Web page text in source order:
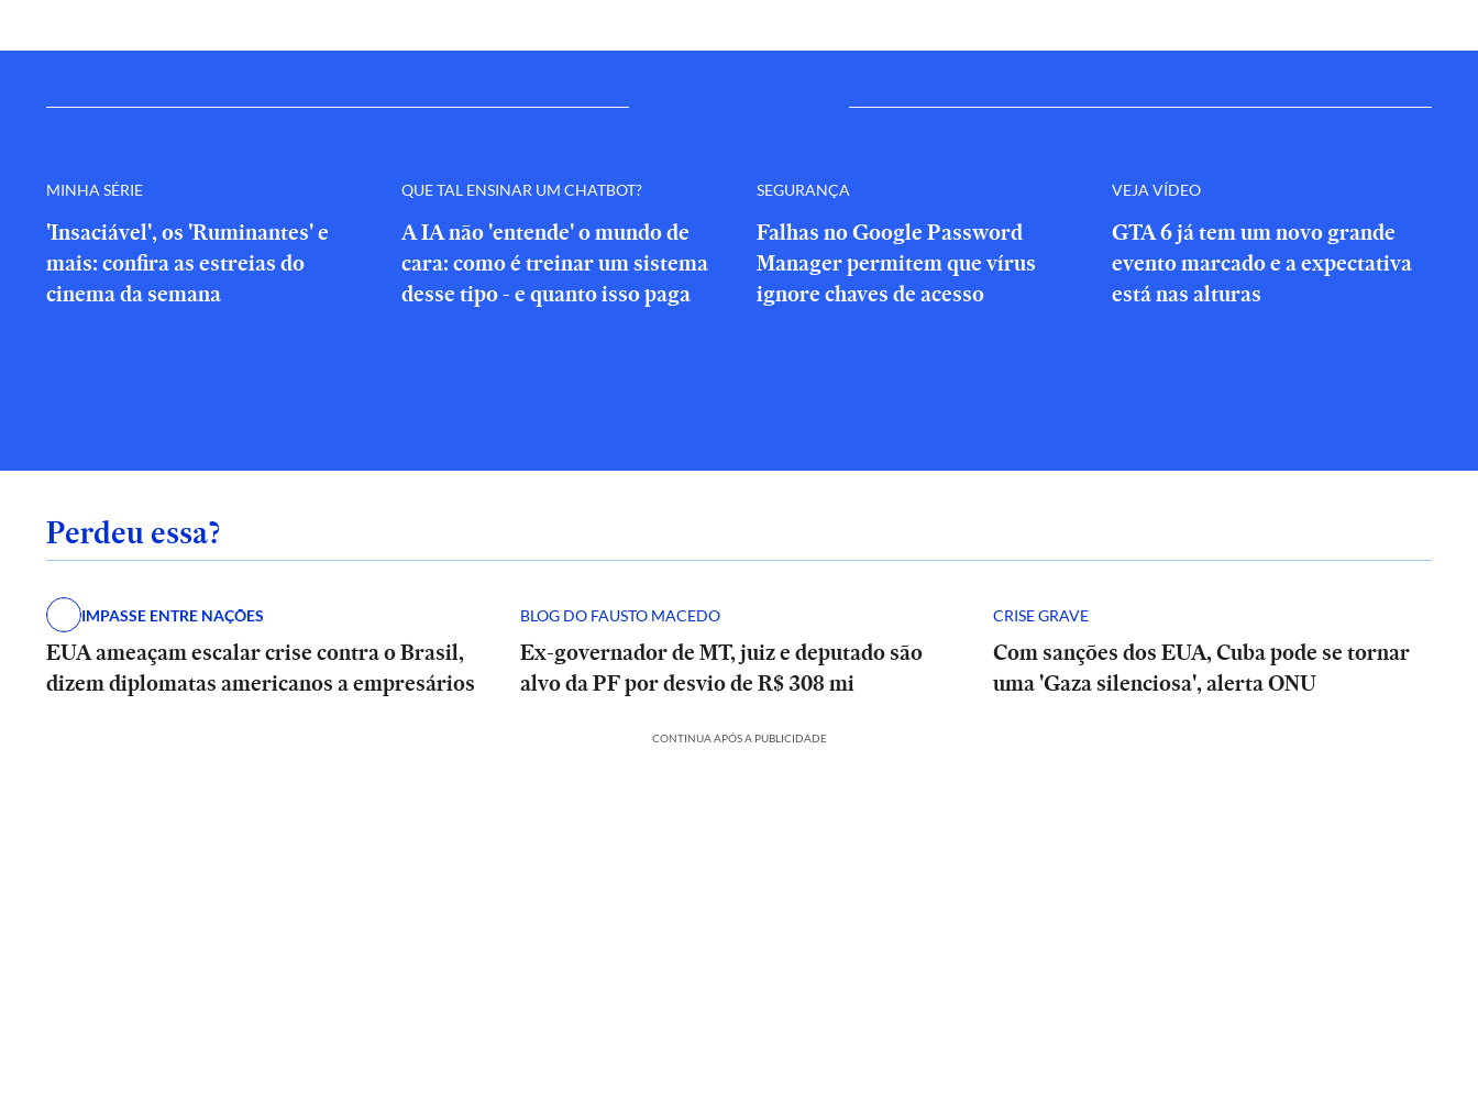
MINHA SÉRIE
'Insaciável', os 'Ruminantes' e
mais: confira as estreias do
cinema da semana
QUE TAL ENSINAR UM CHATBOT?
A IA não 'entende' o mundo de
cara: como é treinar um sistema
desse tipo - e quanto isso paga
SEGURANÇA
Falhas no Google Password
Manager permitem que vírus
ignore chaves de acesso
VEJA VÍDEO
GTA 6 já tem um novo grande
evento marcado e a expectativa
está nas alturas
Perdeu essa?
IMPASSE ENTRE NAÇÕES
EUA ameaçam escalar crise contra o Brasil,
dizem diplomatas americanos a empresários
BLOG DO FAUSTO MACEDO
Ex-governador de MT, juiz e deputado são
alvo da PF por desvio de R$ 308 mi
CRISE GRAVE
Com sanções dos EUA, Cuba pode se tornar
uma 'Gaza silenciosa', alerta ONU
CONTINUA APÓS A PUBLICIDADE